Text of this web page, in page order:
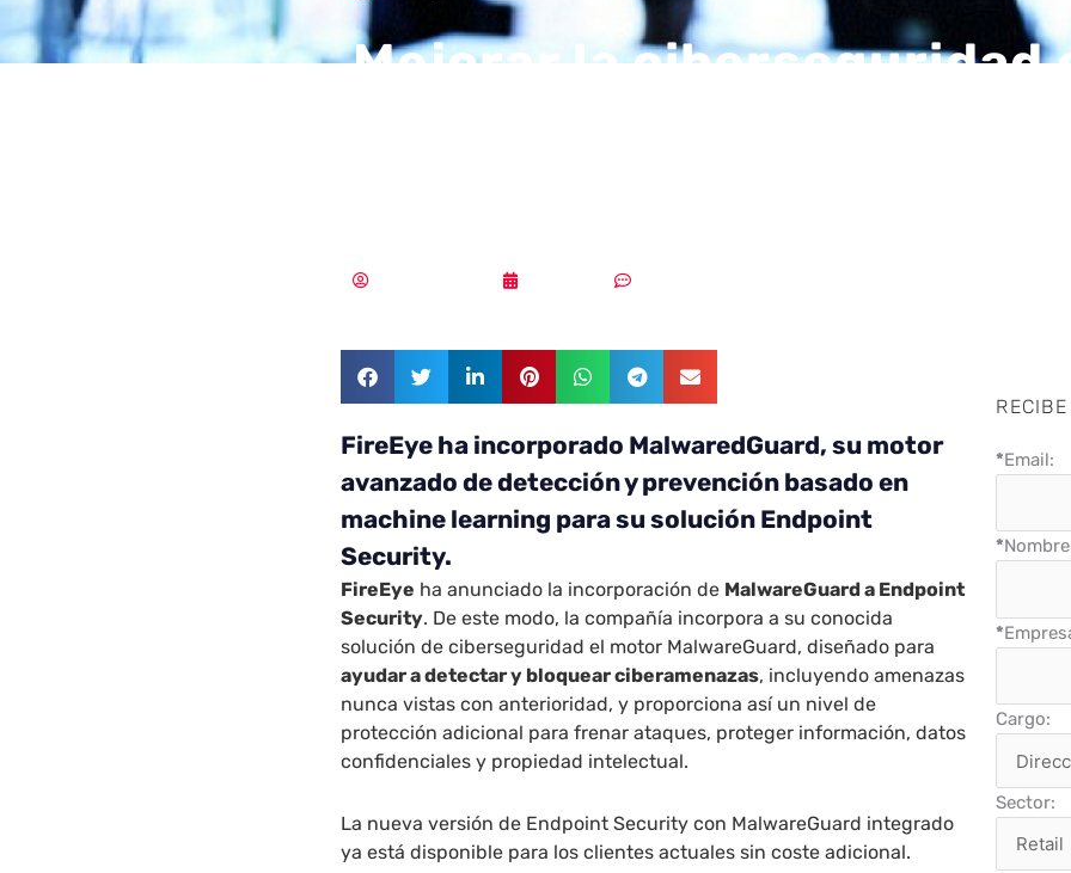
Mejorar la ciberseguridad
FireEye ha incorporado MalwaredGuard, su motor
avanzado de detección y prevención basado en
machine learning para su solución Endpoint
Security.
FireEye ha anunciado la incorporación de MalwareGuard a Endpoint
Security. De este modo, la compañía incorpora a su conocida
solución de ciberseguridad el motor MalwareGuard, diseñado para
ayudar a detectar y bloquear ciberamenazas, incluyendo amenazas
nunca vistas con anterioridad, y proporciona así un nivel de
protección adicional para frenar ataques, proteger información, datos
confidenciales y propiedad intelectual.
La nueva versión de Endpoint Security con MalwareGuard integrado
ya está disponible para los clientes actuales sin coste adicional.
*Email:
*
*
Cargo:
Sector: